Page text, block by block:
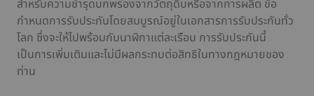
สำหรับความชำรุดบกพร่องจากวัตถุดิบหรือจากการผลิต ข้อ
กำหนดการรับประกันโดยสมบูรณ์อยู่ในเอกสารการรับประกันทั่ว
โลก ซึ่งจะให้ไปพร้อมกับนาฬิกาแต่ละเรือน การรับประกันนี้
เป็นการเพิ่มเติมและไม่มีผลกระทบต่อสิทธิในทางกฎหมายของ
ท่าน